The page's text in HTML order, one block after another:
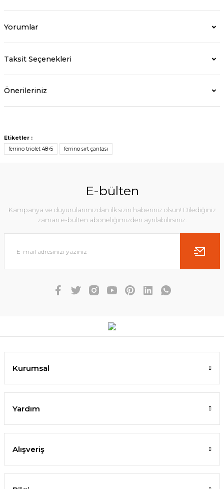
Yorumlar
Taksit Seçenekleri
Önerileriniz
Etiketler :
ferrino triolet 48+5
ferrino sırt çantası
E-bülten
Kampanya ve duyurularımızdan ilk sizin haberiniz olsun! Dilediğiniz
zaman e-bülten aboneliğimizden ayrılabilirsiniz.
Kurumsal
Yardım
Alışveriş